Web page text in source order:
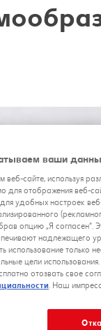
ваши
сайте, используя
для отображения веб-
удобных настроек
опцию „Я
надлежащего
только
цели
отозвать свое
. Наш